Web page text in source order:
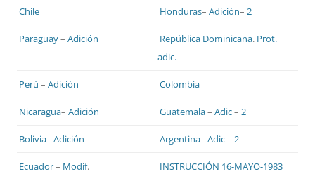
Chile Honduras– Adición– 2
Paraguay– Adición República Dominicana. Prot.
adic.
Perú – Adición Colombia
Nicaragua– Adición Guatemala– Adic– 2
Bolivia– Adición Argentina– Adic– 2
Ecuador– Modif. INSTRUCCIÓN 16-MAYO-1983